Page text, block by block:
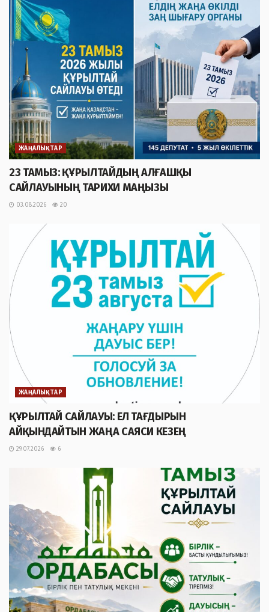
ЖАҢАЛЫҚТАР
23 ТАМЫЗ: ҚҰРЫЛТАЙДЫҢ АЛҒАШҚЫ
САЙЛАУЫНЫҢ ТАРИХИ МАҢЫЗЫ
03.08.2026 20
ЖАҢАЛЫҚТАР
ҚҰРЫЛТАЙ САЙЛАУЫ: ЕЛ ТАҒДЫРЫН
АЙҚЫНДАЙТЫН ЖАҢА САЯСИ КЕЗЕҢ
29.07.2026 6